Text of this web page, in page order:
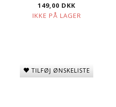
149,00 DKK
IKKE PÅ LAGER
TILFØJ ØNSKELISTE